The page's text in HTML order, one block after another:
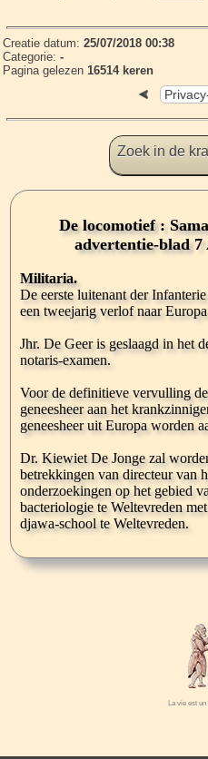
Creatie datum:25/07/2018 00:38
Categorie:-
Pagina gelezen16514 keren
Zoek in de
La vie est